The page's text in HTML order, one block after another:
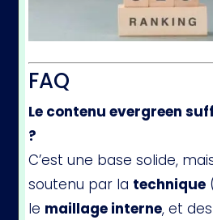
FAQ
Le contenu evergreen
?
C’est une base solide,
soutenu par la technique
le maillage interne, et